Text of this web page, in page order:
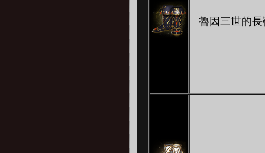
魯因三世的長